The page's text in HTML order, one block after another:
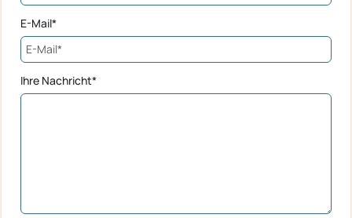
E-Mail*
Ihre Nachricht*